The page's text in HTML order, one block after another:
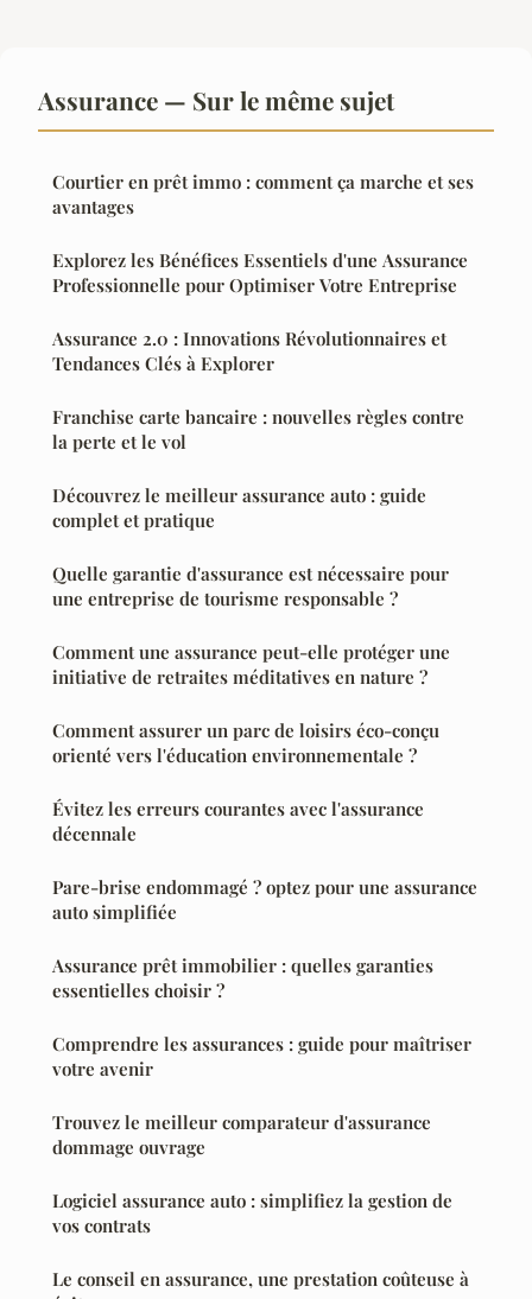
Assurance — Sur le même sujet
Courtier en prêt immo : comment ça marche et ses
avantages
Explorez les Bénéfices Essentiels d'une Assurance
Professionnelle pour Optimiser Votre Entreprise
Assurance 2.0 : Innovations Révolutionnaires et
Tendances Clés à Explorer
Franchise carte bancaire : nouvelles règles contre
la perte et le vol
Découvrez le meilleur assurance auto : guide
complet et pratique
Quelle garantie d'assurance est nécessaire pour
une entreprise de tourisme responsable ?
Comment une assurance peut-elle protéger une
initiative de retraites méditatives en nature ?
Comment assurer un parc de loisirs éco-conçu
orienté vers l'éducation environnementale ?
Évitez les erreurs courantes avec l'assurance
décennale
Pare-brise endommagé ? optez pour une assurance
auto simplifiée
Assurance prêt immobilier : quelles garanties
essentielles choisir ?
Comprendre les assurances : guide pour maîtriser
votre avenir
Trouvez le meilleur comparateur d'assurance
dommage ouvrage
Logiciel assurance auto : simplifiez la gestion de
vos contrats
Le conseil en assurance, une prestation coûteuse à